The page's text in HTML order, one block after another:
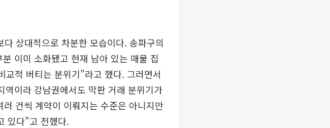
상대적으로 차분한 모습이다. 송파구의
이미 소화됐고 현재 남아 있는 매물 집
교적 버티는 분위기”라고 했다. 그러면서
이라 강남권에서도 막판 거래 분위기가
건씩 계약이 이뤄지는 수준은 아니지만
있다”고 전했다.